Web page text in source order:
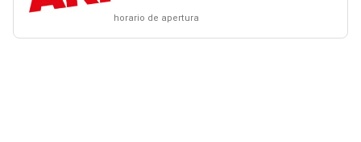
horario de apertura